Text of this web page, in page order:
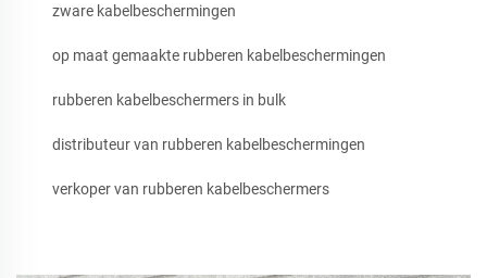
zware kabelbeschermingen
op maat gemaakte rubberen kabelbeschermingen
rubberen kabelbeschermers in bulk
distributeur van rubberen kabelbeschermingen
verkoper van rubberen kabelbeschermers